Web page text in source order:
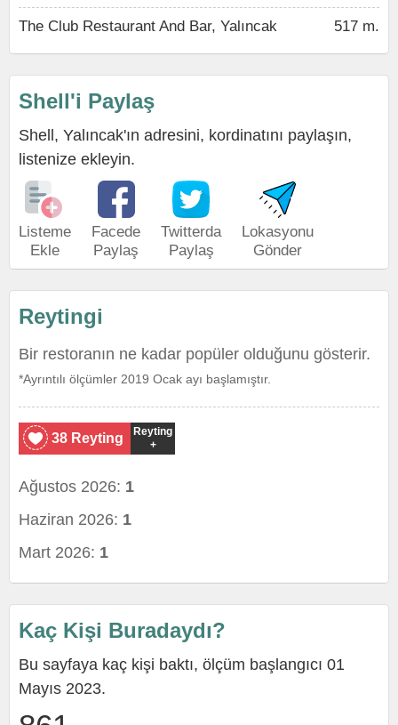
The Club Restaurant And Bar, Yalıncak 517 m.
Shell'i Paylaş
Shell, Yalıncak'ın adresini, kordinatını paylaşın,
listenize ekleyin.
Listeme
Ekle
Facede
Paylaş
Twitterda
Paylaş
Lokasyonu
Gönder
Reytingi
Bir restoranın ne kadar popüler olduğunu gösterir.
*Ayrıntılı ölçümler 2019 Ocak ayı başlamıştır.
38 Reyting
Reyting
+
Ağustos 2026: 1
Haziran 2026: 1
Mart 2026: 1
Kaç Kişi Buradaydı?
Bu sayfaya kaç kişi baktı, ölçüm başlangıcı 01
Mayıs 2023.